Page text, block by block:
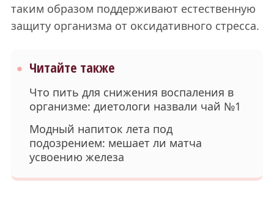
таким образом поддерживают естественную
защиту организма от оксидативного стресса.
Читайте также
Что пить для снижения воспаления в
организме: диетологи назвали чай №1
Модный напиток лета под
подозрением: мешает ли матча
усвоению железа